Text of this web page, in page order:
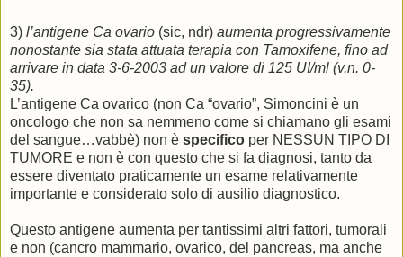
3) l’antigene Ca ovario (sic, ndr) aumenta progressivamente
nonostante sia stata attuata terapia con Tamoxifene, fino ad
arrivare in data 3-6-2003 ad un valore di 125 UI/ml (v.n. 0-
35).
L’antigene Ca ovarico (non Ca “ovario”, Simoncini è un
oncologo che non sa nemmeno come si chiamano gli esami
del sangue…vabbè) non è specifico per NESSUN TIPO DI
TUMORE e non è con questo che si fa diagnosi, tanto da
essere diventato praticamente un esame relativamente
importante e considerato solo di ausilio diagnostico.
Questo antigene aumenta per tantissimi altri fattori, tumorali
e non (cancro mammario, ovarico, del pancreas, ma anche